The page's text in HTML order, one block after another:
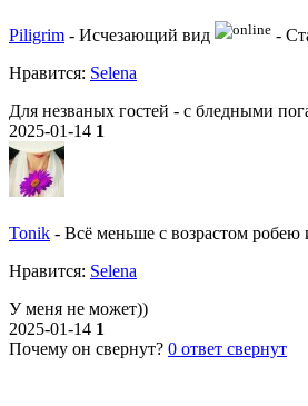
Piligrim - Исчезающий вид -
Нравитcя: Selena
Для незваных гостей - с бледными
2025-01-14 1
Tonik - Всё меньше с возрастом
Нравитcя: Selena
У меня не может))
2025-01-14 1
Почему он свернут? 0 ответ свернут